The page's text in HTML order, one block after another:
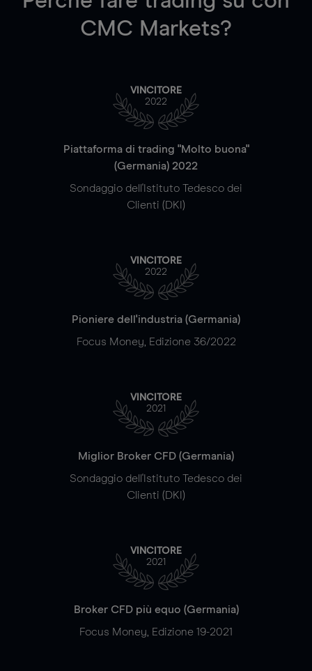
CMC Markets?
VINCITORE
2022
Piattaforma di trading "Molto buona"
(Germania) 2022
Sondaggio dell'Istituto Tedesco dei
Clienti (DKI)
VINCITORE
2022
Pioniere dell'industria (Germania)
Focus Money, Edizione 36/2022
VINCITORE
2021
Miglior Broker CFD (Germania)
Sondaggio dell'Istituto Tedesco dei
Clienti (DKI)
VINCITORE
2021
Broker CFD più equo (Germania)
Focus Money, Edizione 19-2021